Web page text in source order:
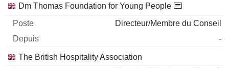
Dm Thomas Foundation for Young People
Directeur/Membre du Conseil
-
The British Hospitality Association